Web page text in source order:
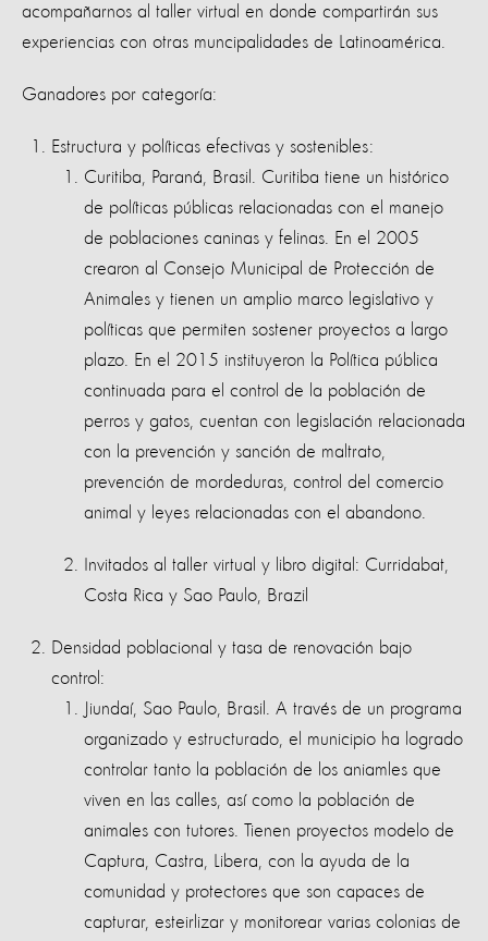
acompañarnos al taller virtual en donde compartirán sus
experiencias con otras muncipalidades de Latinoamérica.
Ganadores por categoría:
Estructura y políticas efectivas y sostenibles:
Curitiba, Paraná, Brasil. Curitiba tiene un histórico
de políticas públicas relacionadas con el manejo
de poblaciones caninas y felinas. En el 2005
crearon al Consejo Municipal de Protección de
Animales y tienen un amplio marco legislativo y
políticas que permiten sostener proyectos a largo
plazo. En el 2015 instituyeron la Política pública
continuada para el control de la población de
perros y gatos, cuentan con legislación relacionada
con la prevención y sanción de maltrato,
prevención de mordeduras, control del comercio
animal y leyes relacionadas con el abandono.
Invitados al taller virtual y libro digital: Curridabat,
Costa Rica y Sao Paulo, Brazil
Densidad poblacional y tasa de renovación bajo
control:
Jiundaí, Sao Paulo, Brasil. A través de un programa
organizado y estructurado, el municipio ha logrado
controlar tanto la población de los aniamles que
viven en las calles, así como la población de
animales con tutores. Tienen proyectos modelo de
Captura, Castra, Libera, con la ayuda de la
comunidad y protectores que son capaces de
capturar, esteirlizar y monitorear varias colonias de